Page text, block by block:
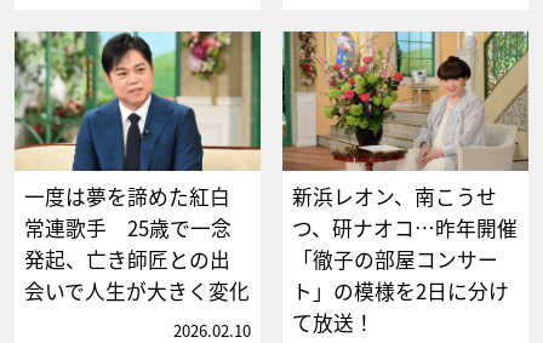
一度は夢を諦めた紅白
常連歌手 25歳で一念
発起、亡き師匠との出
会いで人生が大きく変化
2026.02.10
新浜レオン、南こうせ
つ、研ナオコ…昨年開催
「徹子の部屋コンサー
ト」の模様を2日に分け
て放送！